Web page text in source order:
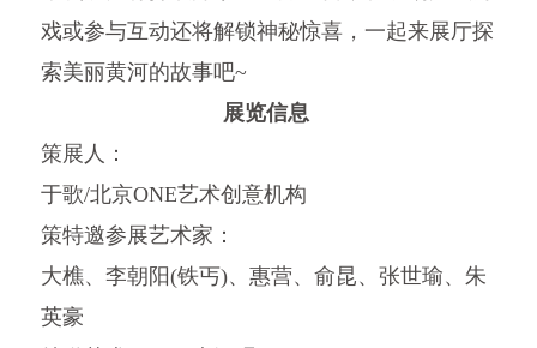
戏或参与互动还将解锁神秘惊喜，一起来展厅探
索美丽黄河的故事吧~
展览信息
策展人：
于歌/北京ONE艺术创意机构
策特邀参展艺术家：
大樵、李朝阳(铁丐)、惠营、俞昆、张世瑜、朱
英豪